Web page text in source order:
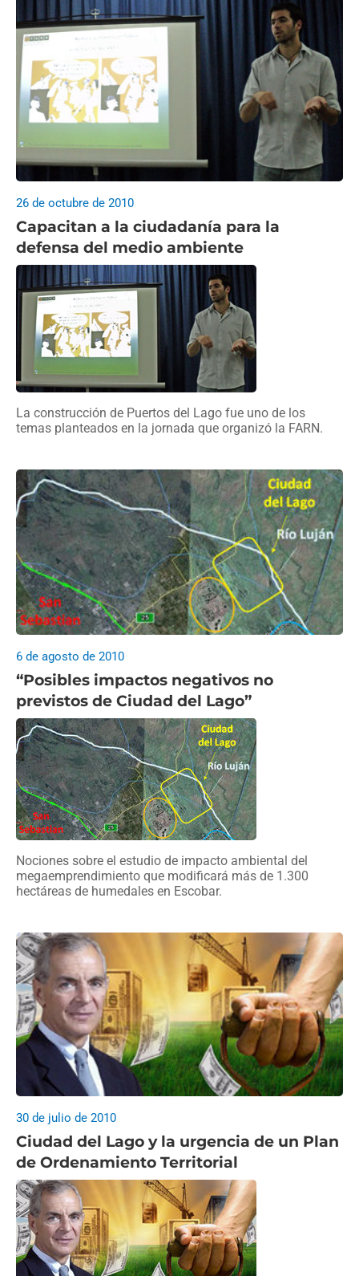
Capacitan a la ciudadanía para la
defensa del medio ambiente
26 de octubre de 2010
La construcción de Puertos del Lago fue uno de los
temas planteados en la jornada que organizó la FARN.
“Posibles impactos negativos no
previstos de Ciudad del Lago”
6 de agosto de 2010
Nociones sobre el estudio de impacto ambiental del
megaemprendimiento que modificará más de 1.300
hectáreas de humedales en Escobar.
Ciudad del Lago y la urgencia de un Plan
de Ordenamiento Territorial
30 de julio de 2010